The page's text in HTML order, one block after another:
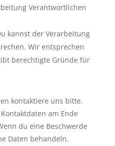
Verantwortlichen
kannst der Verarbeitung
Wir entsprechen
berechtigte Gründe für
kontaktiere uns bitte.
am Ende
du eine Beschwerde
Daten behandeln,